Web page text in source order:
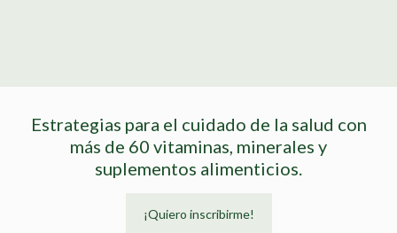
Estrategias para el cuidado de la salud con
más de 60 vitaminas, minerales y
suplementos alimenticios.
¡Quiero inscribirme!